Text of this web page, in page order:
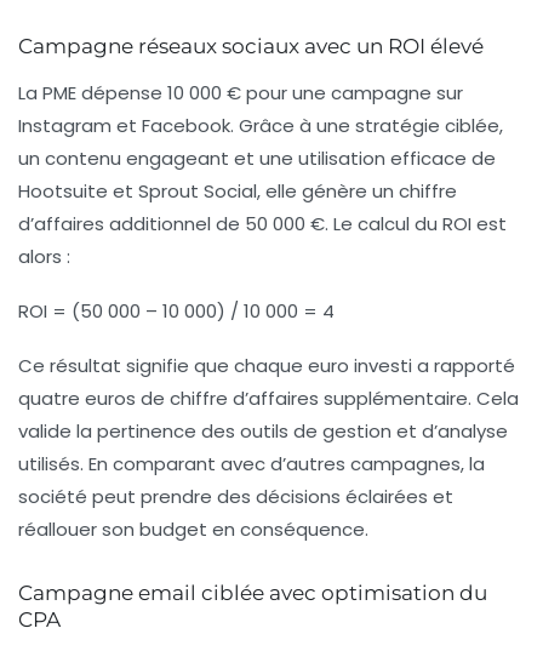
Campagne réseaux sociaux avec un ROI élevé
La PME dépense 10 000 € pour une campagne sur
Instagram et Facebook. Grâce à une stratégie ciblée,
un contenu engageant et une utilisation efficace de
Hootsuite et Sprout Social, elle génère un chiffre
d’affaires additionnel de 50 000 €. Le calcul du ROI est
alors :
ROI = (50 000 – 10 000) / 10 000 = 4
Ce résultat signifie que chaque euro investi a rapporté
quatre euros de chiffre d’affaires supplémentaire. Cela
valide la pertinence des outils de gestion et d’analyse
utilisés. En comparant avec d’autres campagnes, la
société peut prendre des décisions éclairées et
réallouer son budget en conséquence.
Campagne email ciblée avec optimisation du
CPA